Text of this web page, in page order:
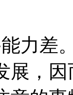
差。
展，